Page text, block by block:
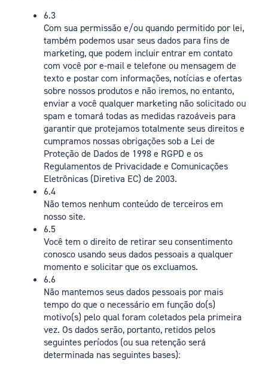
6.3
Com sua permissão e/ou quando permitido por lei,
também podemos usar seus dados para fins de
marketing, que podem incluir entrar em contato
com você por e-mail e telefone ou mensagem de
texto e postar com informações, notícias e ofertas
sobre nossos produtos e não iremos, no entanto,
enviar a você qualquer marketing não solicitado ou
spam e tomará todas as medidas razoáveis para
garantir que protejamos totalmente seus direitos e
cumpramos nossas obrigações sob a Lei de
Proteção de Dados de 1998 e RGPD e os
Regulamentos de Privacidade e Comunicações
Eletrônicas (Diretiva EC) de 2003.
6.4
Não temos nenhum conteúdo de terceiros em
nosso site.
6.5
Você tem o direito de retirar seu consentimento
conosco usando seus dados pessoais a qualquer
momento e solicitar que os excluamos.
6.6
Não mantemos seus dados pessoais por mais
tempo do que o necessário em função do(s)
motivo(s) pelo qual foram coletados pela primeira
vez. Os dados serão, portanto, retidos pelos
seguintes períodos (ou sua retenção será
determinada nas seguintes bases):